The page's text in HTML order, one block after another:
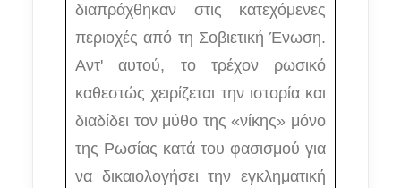
διαπράχθηκαν στις κατεχόμενες
περιοχές από τη Σοβιετική Ένωση.
Αντ' αυτού, το τρέχον ρωσικό
καθεστώς χειρίζεται την ιστορία και
διαδίδει τον μύθο της «νίκης» μόνο
της Ρωσίας κατά του φασισμού για
να δικαιολογήσει την εγκληματική